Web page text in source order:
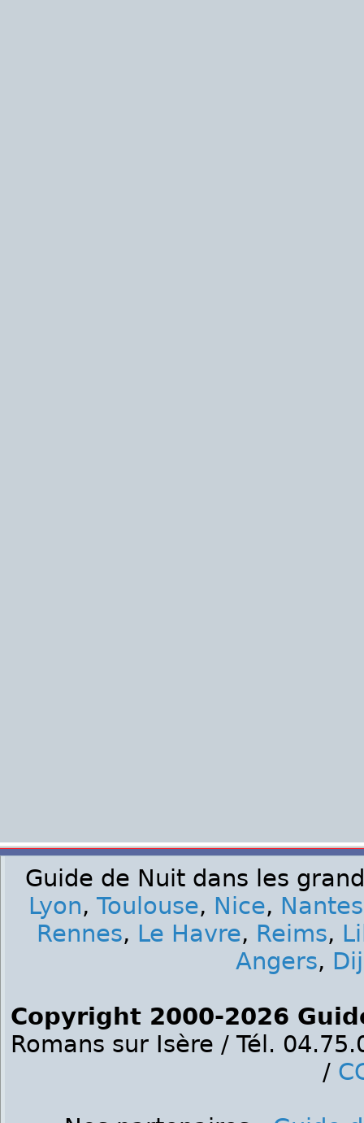
Guide de Nuit dans les
Lyon, Toulouse, Nice, Nantes
Rennes, Le Havre, Reims,
Angers,
Copyright 2000-2026
Romans sur Isère / Tél.
/